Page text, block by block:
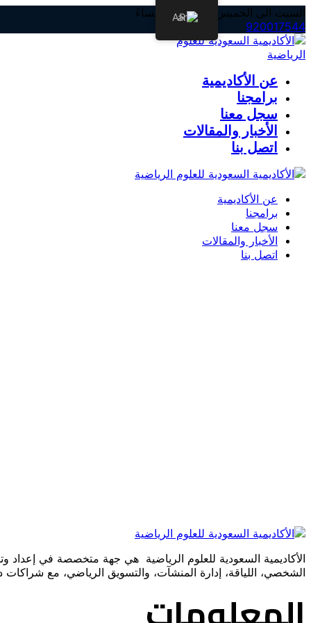
تخطي
إلى
المحتوى
السبت الى الخميس: 8صباحاً- 4مساءً
920017544
عن الأكاديمية
برامجنا
سجل معنا
الأخبار والمقالات
اتصل بنا
عن الأكاديمية
برامجنا
سجل معنا
الأخبار والمقالات
اتصل بنا
الشخصي، اللياقة، إدارة المنشآت، والتسويق الرياضي، مع
AR